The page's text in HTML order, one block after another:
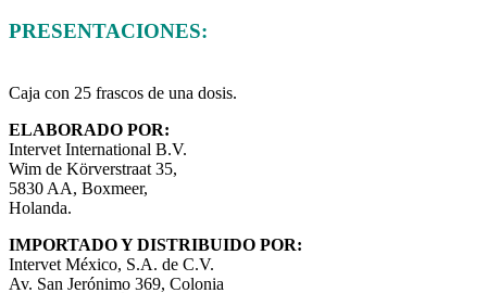
PRESENTACIONES:
Caja con 25 frascos de una dosis.
ELABORADO POR:
Intervet International B.V.
Wim de Körverstraat 35,
5830 AA, Boxmeer,
Holanda.
IMPORTADO Y DISTRIBUIDO POR:
Intervet México, S.A. de C.V.
Av. San Jerónimo 369, Colonia